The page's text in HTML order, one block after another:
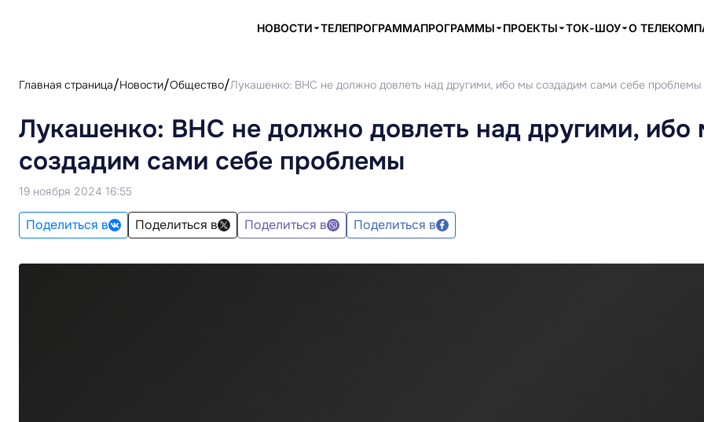
НОВОСТИ ТЕЛЕПРОГРАММАПРОГРАММЫ ПРОЕКТЫ ТОК-ШОУ О
Главная страница Новости Общество Лукашенко: ВНС не должно довлеть над другими, ибо мы создадим сами себе проблемы
Лукашенко: ВНС не должно довлеть над другими, ибо
создадим сами себе проблемы
19 ноября 2024 16:55
Поделиться в Поделиться в Поделиться в Поделиться в